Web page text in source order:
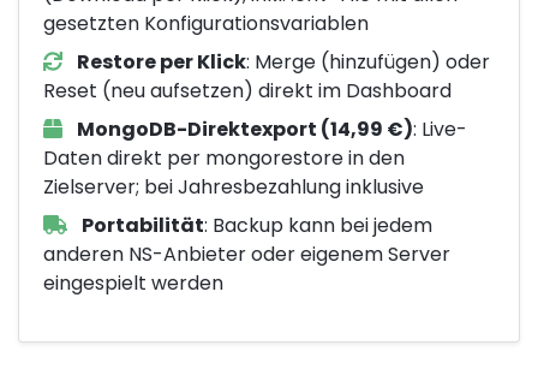
gesetzten Konfigurationsvariablen
Restore per Klick: Merge (hinzufügen) oder
Reset (neu aufsetzen) direkt im Dashboard
MongoDB-Direktexport (14,99 €): Live-
Daten direkt per mongorestore in den
Zielserver; bei Jahresbezahlung inklusive
Portabilität: Backup kann bei jedem
anderen NS-Anbieter oder eigenem Server
eingespielt werden